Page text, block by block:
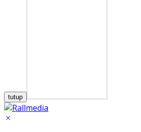
tutup